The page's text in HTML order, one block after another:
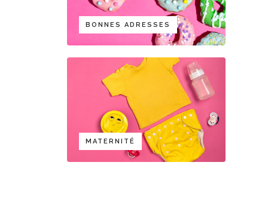
BONNES ADRESSES
MATERNITÉ